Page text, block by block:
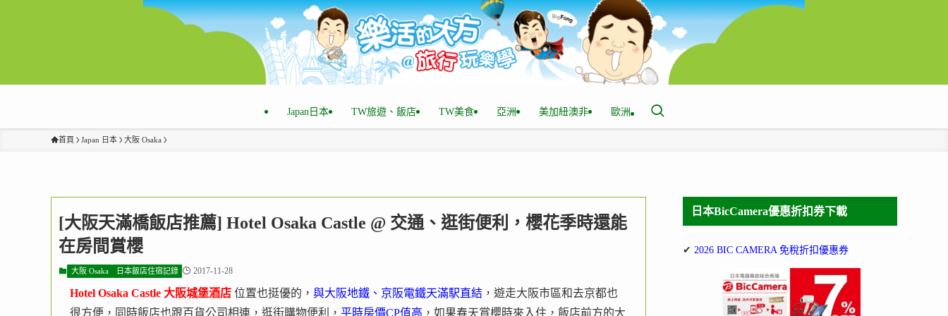
Japan日本 TW旅遊、飯店 TW美食 亞洲 美加紐澳非 歐洲
首頁 Japan 日本 大阪 Osaka
[大阪天滿橋飯店推薦] Hotel Osaka Castle @ 交通、逛街便利，櫻花季時還能
在房間賞櫻
大阪 Osaka 日本飯店住宿記錄 2017-11-28
Hotel Osaka Castle 大阪城堡酒店 位置也挺優的， 與大阪地鐵、京阪電鐵天滿駅直結 ，遊走大阪市區和去京都也
很方便，同時飯店也跟百貨公司相連，逛街購物便利， 平時房價CP值高 ，如果春天賞櫻時來入住，飯店前方的大
日本BicCamera優惠折扣券下載
✔ 2026 BIC CAMERA 免稅折扣優惠券